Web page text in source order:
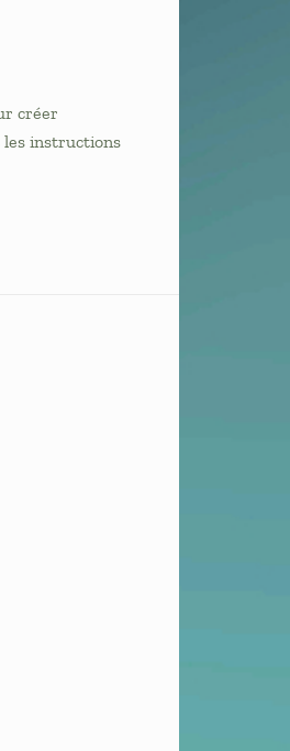
créer
les instructions